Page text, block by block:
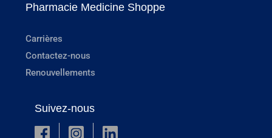
Pharmacie Medicine Shoppe
Carrières
Contactez-nous
Renouvellements
Suivez-nous